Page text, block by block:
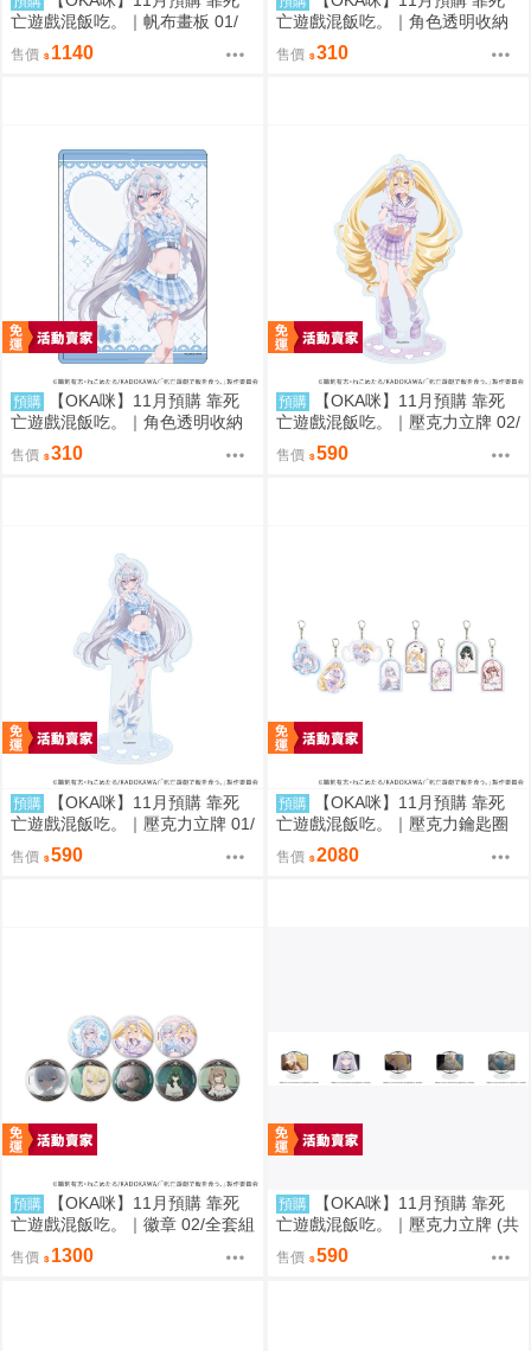
亡遊戲混飯吃。｜帆布畫板 01/
(新繪插畫) (幽鬼)
售價 1140
亡遊戲混飯吃。｜角色透明收納
夾 02/ (新繪插畫) (御城)
售價 310
預購
【OKA咪】11月預購 靠死
亡遊戲混飯吃。｜角色透明收納
夾 01/ (新繪插畫) (幽鬼)
售價 310
預購
【OKA咪】11月預購 靠死
亡遊戲混飯吃。｜壓克力立牌 02/
A(新繪插畫) (御城)
售價 590
預購
【OKA咪】11月預購 靠死
亡遊戲混飯吃。｜壓克力立牌 01/
A(新繪插畫) (幽鬼)
售價 590
預購
【OKA咪】11月預購 靠死
亡遊戲混飯吃。｜壓克力鑰匙圈
02/全套組(全8種)(官方&新繪插
畫)
售價 2080
預購
【OKA咪】11月預購 靠死
亡遊戲混飯吃。｜徽章 02/全套組
(全8種)(官方&新繪插畫)
售價 1300
預購
【OKA咪】11月預購 靠死
亡遊戲混飯吃。｜壓克力立牌 (共
5款任選)
售價 590